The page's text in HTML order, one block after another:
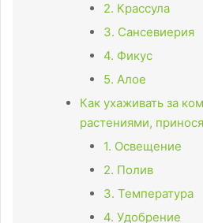
2. Крассула
3. Сансевиерия
4. Фикус
5. Алое
Как ухаживать за
растениями,
1. Освещение
2. Полив
3. Температура
4. Удобрение